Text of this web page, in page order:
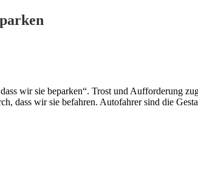
wir sie beparken“. Trost und Aufforderung
dass wir sie befahren. Autofahrer sind die